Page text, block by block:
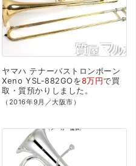
ヤマハ テナーバストロンボーン
Xeno YSL-882GOを8万円で買
取・質預かり しました。
（2016年9月／大阪市）